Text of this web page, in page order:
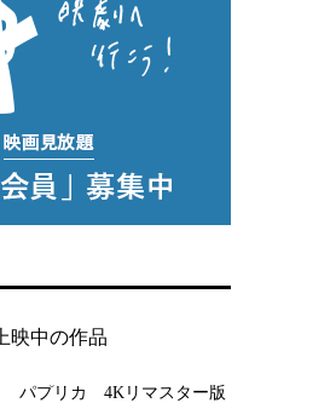
上映中の作品
パプリカ 4Kリマスター版